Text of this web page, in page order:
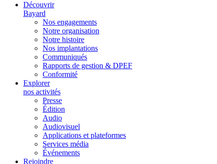
Découvrir
Bayard
Nos engagements
Notre organisation
Notre histoire
Nos implantations
Communiqués
Rapports de gestion & DPEF
Conformité
Explorer
nos activités
Presse
Édition
Audio
Audiovisuel
Applications et plateformes
Services média
Événements
Rejoindre